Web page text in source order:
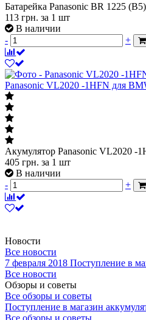
Батарейка Panasonic BR 1225 (B5)
113 грн. за 1 шт
В наличии
-
+
Panasonic VL2020 -1HFN для
Акумулятор Panasonic VL2020 -
405 грн. за 1 шт
В наличии
-
+
Новости
Все новости
7 февраля 2018 Поступление в
Все новости
Обзоры и советы
Все обзоры и советы
Поступление в магазин
Все обзоры и советы